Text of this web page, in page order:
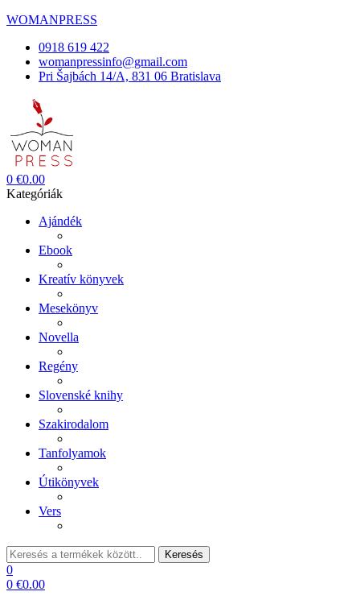
WOMANPRESS
0918 619 422
womanpressinfo@gmail.com
Pri Šajbách 14/A, 831 06 Bratislava
Menü
0 €0.00
Kategóriák
Ajándék
Ebook
Kreatív könyvek
Mesekönyv
Novella
Regény
Slovenské knihy
Szakirodalom
Tanfolyamok
Útikönyvek
Vers
Keresés: Keresés
0
0 €0.00